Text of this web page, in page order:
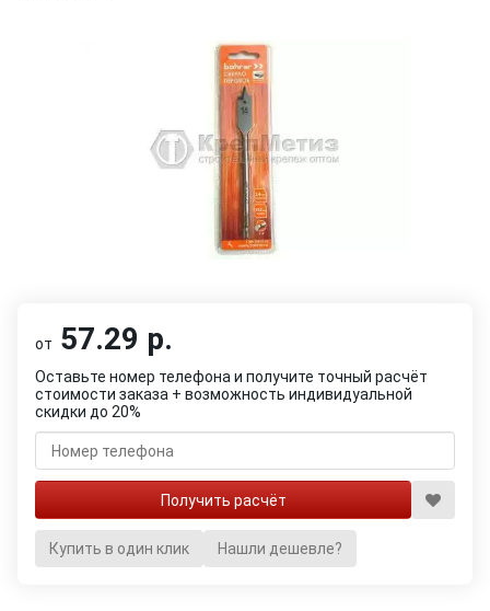
от 57.29 р.
Оставьте номер телефона и получите точный расчёт
стоимости заказа + возможность индивидуальной
скидки до 20%
Купить в один клик Нашли дешевле?